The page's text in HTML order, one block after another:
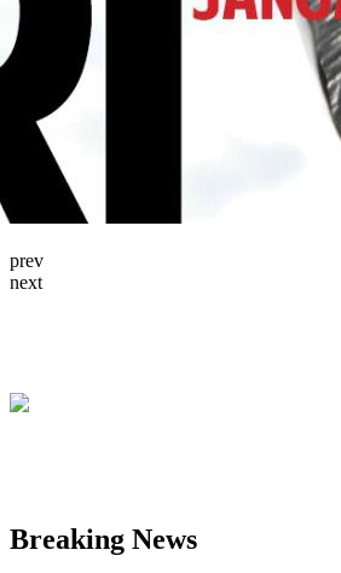
prev
next
Breaking News